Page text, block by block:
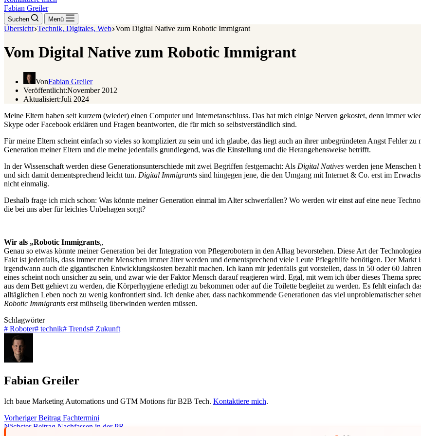
Fabian Greiler
Suchen Menü
Übersicht Technik, Digitales, Web Vom Digital Native zum Robotic Immigrant
Vom Digital Native zum Robotic Immigrant
VonFabian Greiler
Veröffentlicht:November 2012
Aktualisiert:Juli 2024
Meine Eltern haben seit kurzem (wieder) einen Computer und Internetanschluss. Das hat mich einige Nerven gekostet, denn immer
Skype oder Facebook erklären und Fragen beantworten, die für mich so selbstverständlich sind.
Für meine Eltern scheint einfach so vieles so kompliziert zu sein und ich glaube, das liegt auch an ihrer unbegründeten Angst Fehler
Generation meiner Eltern und die meine jedenfalls grundlegend, was die Einstellung und die Herangehensweise betrifft.
In der Wissenschaft werden diese Generationsunterschiede mit zwei Begriffen festgemacht: Als Digital Natives werden jene Menschen
und sich damit dementsprechend leicht tun. Digital Immigrants sind hingegen jene, die den Umgang mit Internet & Co. erst im
nicht einmalig.
Deshalb frage ich mich schon: Was könnte meiner Generation einmal im Alter schwerfallen? Wo werden wir einst auf eine neue
die bei uns aber für leichtes Unbehagen sorgt?
Wir als „Robotic Immigrants„
Genau so etwas könnte meiner Generation bei der Integration von Pflegerobotern in den Alltag bevorstehen. Diese Art der
Fakt ist jedenfalls, dass immer mehr Menschen immer älter werden und dementsprechend viele Leute Pflegehilfe benötigen. Der
irgendwann auch die gigantischen Entwicklungskosten bezahlt machen. Ich kann mir jedenfalls gut vorstellen, dass in 50 oder 60
eines scheint noch unsicher zu sein, und zwar wie der Faktor Mensch darauf reagieren wird. Egal, mit wem ich über dieses Thema
aus dem Bett gehievt zu werden, die Körperhygiene erledigt zu bekommen oder auf die Toilette begleitet zu werden. Es fehlt einfach
alltäglichen Leben noch zu wenig konfrontiert sind. Ich denke aber, dass nachkommende Generationen das viel unproblematischer
Robotic Immigrants erst mühselig überwinden werden müssen.
Schlagwörter
# Roboter# technik# Trends# Zukunft
Fabian Greiler
Ich baue Marketing Automations und GTM Motions für B2B Tech. Kontaktiere mich.
VorherigerBeitrag Fachtermini
NächsterBeitrag Nachfassen in der PR